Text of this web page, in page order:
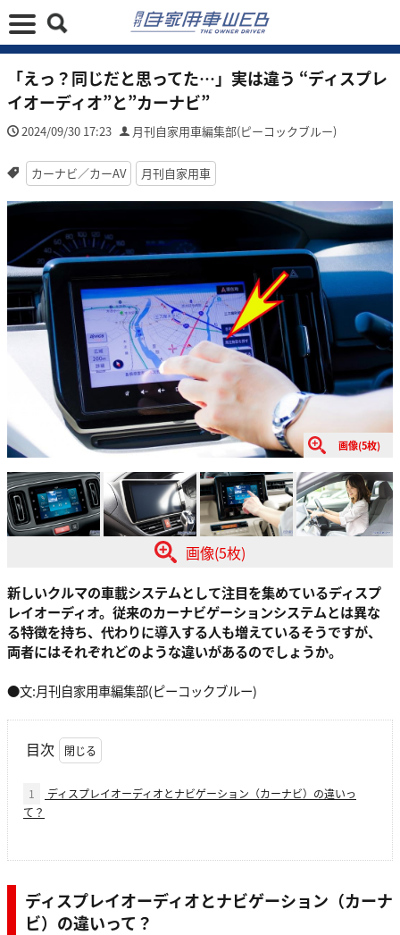
「えっ？同じだと思ってた…」実は違う “ディスプレ
イオーディオ”と”カーナビ”
2024/09/30 17:23 月刊自家用車編集部(ピーコックブルー)
カーナビ／カーAV 月刊自家用車
画像(5枚)
画像(5枚)
新しいクルマの車載システムとして注目を集めているディスプ
レイオーディオ。従来のカーナビゲーションシステムとは異な
る特徴を持ち、代わりに導入する人も増えているそうですが、
両者にはそれぞれどのような違いがあるのでしょうか。
●文:月刊自家用車編集部(ピーコックブルー)
目次
1
ディスプレイオーディオとナビゲーション（カーナビ）の違いっ
て？
ディスプレイオーディオとナビゲーション（カーナ
ビ）の違いって？